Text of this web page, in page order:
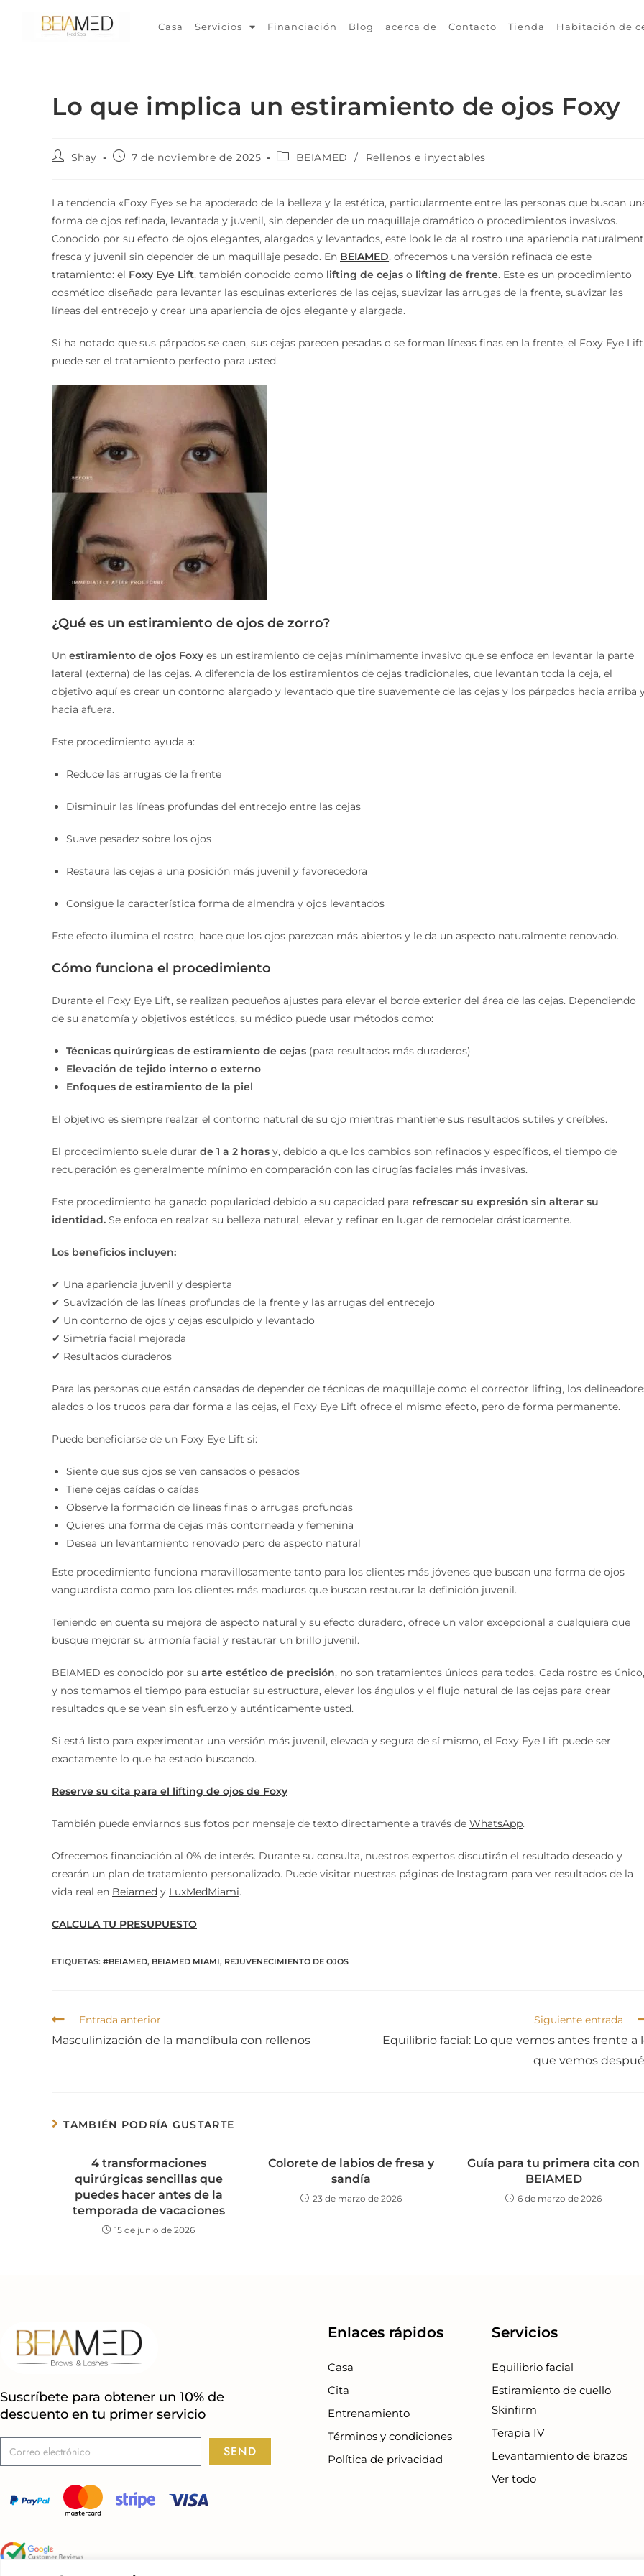
Casa Servicios Financiación Blog acerca de Contacto Tienda Habitación de
Lo que implica un estiramiento de ojos Foxy
Shay 7 de noviembre de 2025 BEIAMED / Rellenos e inyectables
La tendencia «Foxy Eye» se ha apoderado de la belleza y la estética, particularmente entre las personas que buscan
forma de ojos refinada, levantada y juvenil, sin depender de un maquillaje dramático o procedimientos invasivos.
Conocido por su efecto de ojos elegantes, alargados y levantados, este look le da al rostro una apariencia
fresca y juvenil sin depender de un maquillaje pesado. En BEIAMED, ofrecemos una versión refinada de este
tratamiento: el Foxy Eye Lift, también conocido como lifting de cejas o lifting de frente. Este es un procedimiento
cosmético diseñado para levantar las esquinas exteriores de las cejas, suavizar las arrugas de la frente, suavizar las
líneas del entrecejo y crear una apariencia de ojos elegante y alargada.
Si ha notado que sus párpados se caen, sus cejas parecen pesadas o se forman líneas finas en la frente, el Foxy Eye Lift
puede ser el tratamiento perfecto para usted.
¿Qué es un estiramiento de ojos de zorro?
Un estiramiento de ojos Foxy es un estiramiento de cejas mínimamente invasivo que se enfoca en levantar la parte
lateral (externa) de las cejas. A diferencia de los estiramientos de cejas tradicionales, que levantan toda la ceja, el
objetivo aquí es crear un contorno alargado y levantado que tire suavemente de las cejas y los párpados hacia arriba
hacia afuera.
Este procedimiento ayuda a:
Reduce las arrugas de la frente
Disminuir las líneas profundas del entrecejo entre las cejas
Suave pesadez sobre los ojos
Restaura las cejas a una posición más juvenil y favorecedora
Consigue la característica forma de almendra y ojos levantados
Este efecto ilumina el rostro, hace que los ojos parezcan más abiertos y le da un aspecto naturalmente renovado.
Cómo funciona el procedimiento
Durante el Foxy Eye Lift, se realizan pequeños ajustes para elevar el borde exterior del área de las cejas. Dependiendo
de su anatomía y objetivos estéticos, su médico puede usar métodos como:
Técnicas quirúrgicas de estiramiento de cejas (para resultados más duraderos)
Elevación de tejido interno o externo
Enfoques de estiramiento de la piel
El objetivo es siempre realzar el contorno natural de su ojo mientras mantiene sus resultados sutiles y creíbles.
El procedimiento suele durar de 1 a 2 horas y, debido a que los cambios son refinados y específicos, el tiempo de
recuperación es generalmente mínimo en comparación con las cirugías faciales más invasivas.
Este procedimiento ha ganado popularidad debido a su capacidad para refrescar su expresión sin alterar su
identidad. Se enfoca en realzar su belleza natural, elevar y refinar en lugar de remodelar drásticamente.
Los beneficios incluyen:
✔ Una apariencia juvenil y despierta
✔ Suavización de las líneas profundas de la frente y las arrugas del entrecejo
✔ Un contorno de ojos y cejas esculpido y levantado
✔ Simetría facial mejorada
✔ Resultados duraderos
Para las personas que están cansadas de depender de técnicas de maquillaje como el corrector lifting, los
alados o los trucos para dar forma a las cejas, el Foxy Eye Lift ofrece el mismo efecto, pero de forma permanente.
Puede beneficiarse de un Foxy Eye Lift si:
Siente que sus ojos se ven cansados o pesados
Tiene cejas caídas o caídas
Observe la formación de líneas finas o arrugas profundas
Quieres una forma de cejas más contorneada y femenina
Desea un levantamiento renovado pero de aspecto natural
Este procedimiento funciona maravillosamente tanto para los clientes más jóvenes que buscan una forma de ojos
vanguardista como para los clientes más maduros que buscan restaurar la definición juvenil.
Teniendo en cuenta su mejora de aspecto natural y su efecto duradero, ofrece un valor excepcional a cualquiera que
busque mejorar su armonía facial y restaurar un brillo juvenil.
BEIAMED es conocido por su arte estético de precisión, no son tratamientos únicos para todos. Cada rostro es único,
y nos tomamos el tiempo para estudiar su estructura, elevar los ángulos y el flujo natural de las cejas para crear
resultados que se vean sin esfuerzo y auténticamente usted.
Si está listo para experimentar una versión más juvenil, elevada y segura de sí mismo, el Foxy Eye Lift puede ser
exactamente lo que ha estado buscando.
Reserve su cita para el lifting de ojos de Foxy
También puede enviarnos sus fotos por mensaje de texto directamente a través de WhatsApp.
Ofrecemos financiación al 0% de interés. Durante su consulta, nuestros expertos discutirán el resultado deseado y
crearán un plan de tratamiento personalizado. Puede visitar nuestras páginas de Instagram para ver resultados de la
vida real en Beiamed y LuxMedMiami.
CALCULA TU PRESUPUESTO
ETIQUETAS: #BEIAMED, BEIAMED MIAMI, REJUVENECIMIENTO DE OJOS
Entrada anterior
Masculinización de la mandíbula con rellenos
Siguiente entrada
Equilibrio facial: Lo que vemos antes frente a
que vemos
TAMBIÉN PODRÍA GUSTARTE
4 transformaciones
quirúrgicas sencillas que
puedes hacer antes de la
temporada de vacaciones
15 de junio de 2026
Colorete de labios de fresa y
sandía
23 de marzo de 2026
Guía para tu primera cita con
BEIAMED
6 de marzo de 2026
Suscríbete para obtener un 10% de
descuento en tu primer servicio
SEND
Enlaces rápidos
Casa
Cita
Entrenamiento
Términos y condiciones
Política de privacidad
Servicios
Equilibrio facial
Estiramiento de cuello
Skinfirm
Terapia IV
Levantamiento de brazos
Ver todo